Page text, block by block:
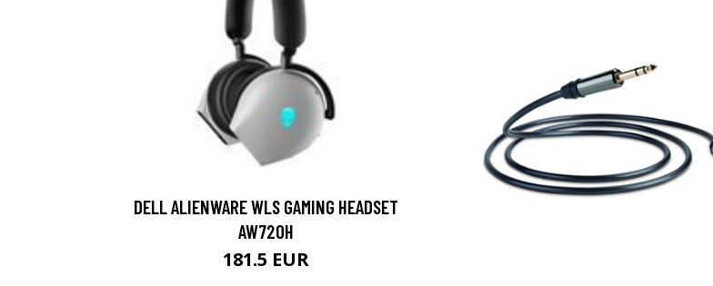
DELL ALIENWARE WLS GAMING HEADSET
AW720H
181.5 EUR